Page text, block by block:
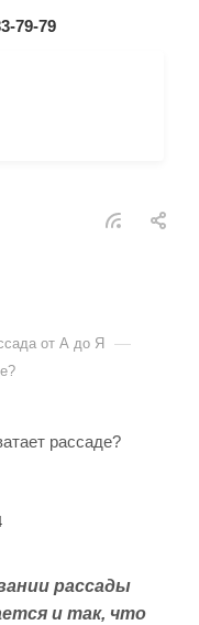
79-79
от А до Я —
рассады
и так, что